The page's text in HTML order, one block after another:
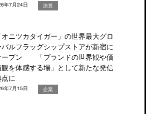
年7月24日 決算
オニツカタイガー」の世界最大グロ
バルフラッグシップストアが新宿に
ープン――「ブランドの世界観や価
を体感する場」として新たな発信
に
年7月15日 企業